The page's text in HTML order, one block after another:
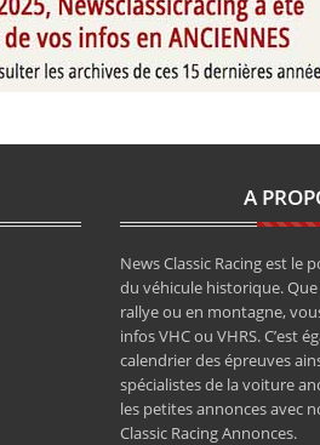
A
News Classic Racing est le
du véhicule historique.
rallye ou en montagne,
infos VHC ou VHRS. C’est
calendrier des épreuves
spécialistes de la voiture
les petites annonces avec
Classic Racing Annonces.